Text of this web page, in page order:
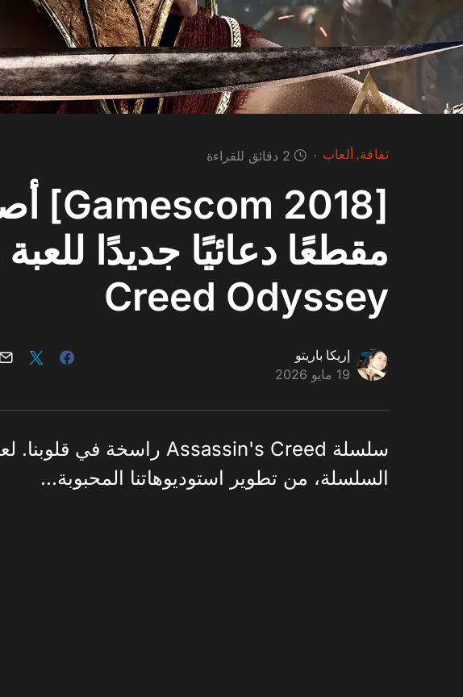
ثقافة ألعاب 2 دقائق للقراءة
Creed Odyssey
إريكا باريتو
19 مايو 2026
السلسلة، من تطوير استوديوهاتنا المحبوبة...